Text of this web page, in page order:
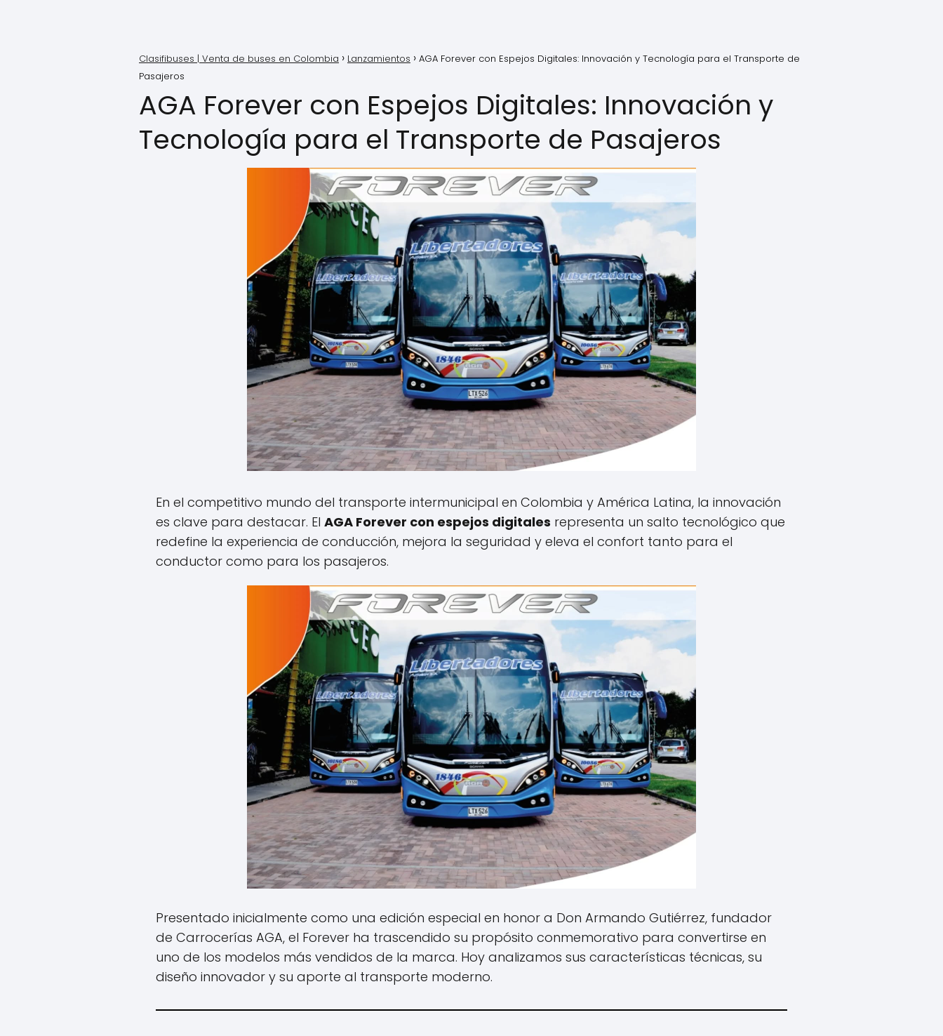
Clasifibuses | Venta de buses en Colombia Lanzamientos
AGA Forever con Espejos Digitales: Innovación y Tecnología para el Transporte de
Pasajeros
AGA Forever con Espejos Digitales: Innovación y
Tecnología para el Transporte de Pasajeros
En el competitivo mundo del transporte intermunicipal en Colombia y América Latina, la innovación
es clave para destacar. El AGA Forever con espejos digitales representa un salto tecnológico que
redefine la experiencia de conducción, mejora la seguridad y eleva el confort tanto para el
conductor como para los pasajeros.
Presentado inicialmente como una edición especial en honor a Don Armando Gutiérrez, fundador
de Carrocerías AGA, el Forever ha trascendido su propósito conmemorativo para convertirse en
uno de los modelos más vendidos de la marca. Hoy analizamos sus características técnicas, su
diseño innovador y su aporte al transporte moderno.